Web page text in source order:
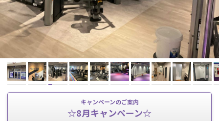
キャンペーンのご案内
☆8月キャンペーン☆